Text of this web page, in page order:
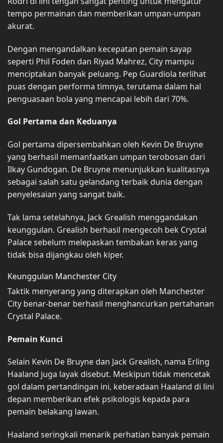
tempo permainan dan memberikan umpan-umpan
akurat.
Dengan mengandalkan kecepatan pemain sayap
seperti Phil Foden dan Riyad Mahrez, City mampu
menciptakan banyak peluang. Pep Guardiola terlihat
puas dengan performa timnya, terutama dalam hal
penguasaan bola yang mencapai lebih dari 70%.
Gol Pertama dan Keduanya
Gol pertama dipersembahkan oleh Kevin De Bruyne
yang berhasil memanfaatkan umpan terobosan dari
Ilkay Gundogan. De Bruyne menunjukkan kualitasnya
sebagai salah satu gelandang terbaik dunia dengan
penyelesaian yang sangat baik.
Tak lama setelahnya, Jack Grealish menggandakan
keunggulan. Grealish berhasil mengecoh bek Crystal
Palace sebelum melepaskan tembakan keras yang
tidak bisa dijangkau oleh kiper.
Keunggulan Manchester City
Taktik menyerang yang diterapkan oleh Manchester
City benar-benar berhasil menghancurkan pertahanan
Crystal Palace.
Pemain Kunci
Selain Kevin De Bruyne dan Jack Grealish, nama Erling
Haaland juga layak disebut. Meskipun tidak mencetak
gol dalam pertandingan ini, keberadaan Haaland di lini
depan memberikan efek psikologis kepada para
pemain belakang lawan.
Haaland seringkali menarik perhatian banyak pemain